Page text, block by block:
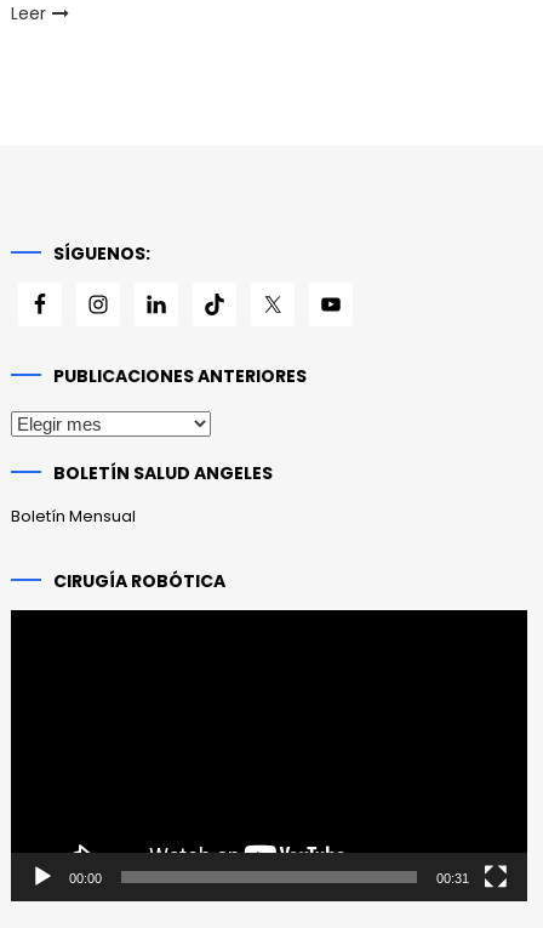
Leer
SÍGUENOS:
PUBLICACIONES ANTERIORES
Publicaciones
BOLETÍN SALUD ANGELES
Boletín Mensual
CIRUGÍA ROBÓTICA
00:00 00:31